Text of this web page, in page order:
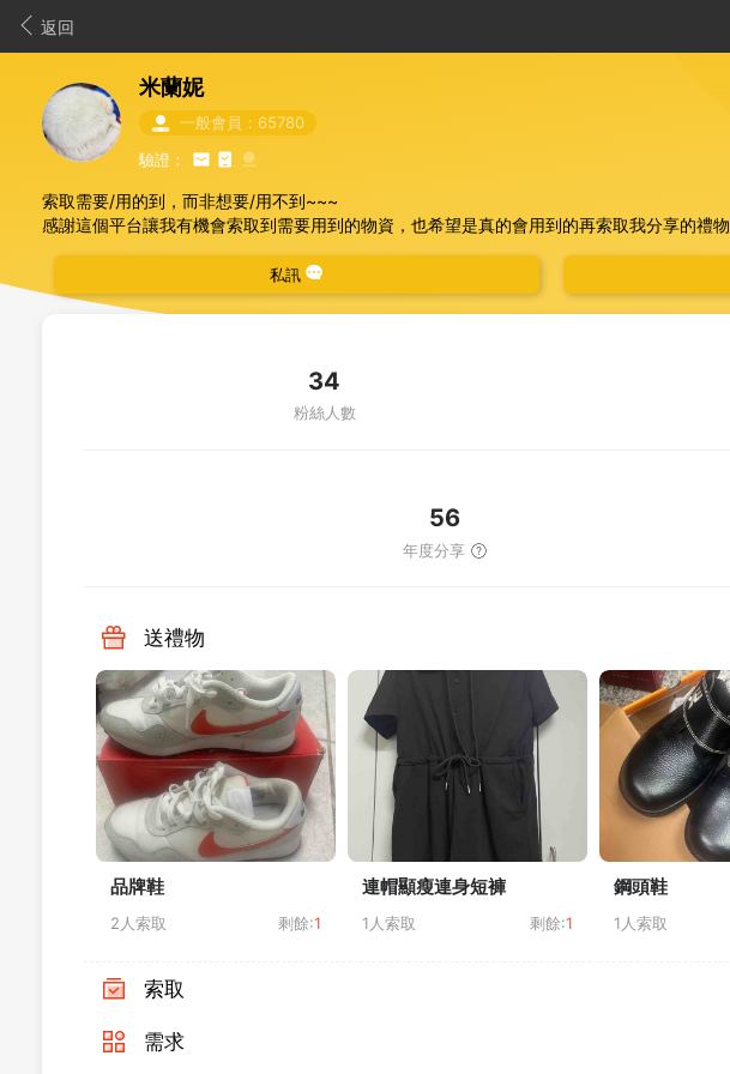
返回
米蘭妮
一般會員：65780
驗證：
索取需要/用的到，而非想要/用不到~~~
感謝這個平台讓我有機會索取到需要用到的物資，也希望是真的會用到的再索取我分享的禮物
索取請3日內匯款完成，超過取消贈送
只要不超重都可合併索取❤️
私訊
34
粉絲人數
56
年度分享
送禮物
品牌鞋
2人索取 剩餘:1
連帽顯瘦連身短褲
1人索取 剩餘:1
鋼頭鞋
1人索取
索取
需求